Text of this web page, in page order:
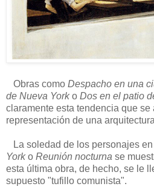
Obras como Despacho en una
de Nueva Yorko Dos en el patio
claramente esta tendencia que se
representación de una
La soledad de los personajes en
Yorko Reunión nocturna se
esta última obra, de hecho, se le
supuesto "tufillo comunista".